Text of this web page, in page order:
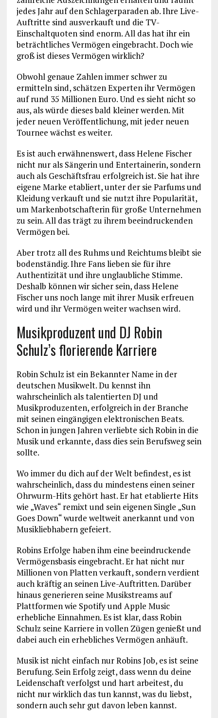
jedes Jahr auf den Schlagerparaden ab. Ihre Live-
Auftritte sind ausverkauft und die TV-
Einschaltquoten sind enorm. All das hat ihr ein
beträchtliches Vermögen eingebracht. Doch wie
groß ist dieses Vermögen wirklich?
Obwohl genaue Zahlen immer schwer zu
ermitteln sind, schätzen Experten ihr Vermögen
auf rund 35 Millionen Euro. Und es sieht nicht so
aus, als würde dieses bald kleiner werden. Mit
jeder neuen Veröffentlichung, mit jeder neuen
Tournee wächst es weiter.
Es ist auch erwähnenswert, dass Helene Fischer
nicht nur als Sängerin und Entertainerin, sondern
auch als Geschäftsfrau erfolgreich ist. Sie hat ihre
eigene Marke etabliert, unter der sie Parfums und
Kleidung verkauft und sie nutzt ihre Popularität,
um Markenbotschafterin für große Unternehmen
zu sein. All das trägt zu ihrem beeindruckenden
Vermögen bei.
Aber trotz all des Ruhms und Reichtums bleibt sie
bodenständig. Ihre Fans lieben sie für ihre
Authentizität und ihre unglaubliche Stimme.
Deshalb können wir sicher sein, dass Helene
Fischer uns noch lange mit ihrer Musik erfreuen
wird und ihr Vermögen weiter wachsen wird.
Musikproduzent und DJ Robin
Schulz’s florierende Karriere
Robin Schulz ist ein Bekannter Name in der
deutschen Musikwelt. Du kennst ihn
wahrscheinlich als talentierten DJ und
Musikproduzenten, erfolgreich in der Branche
mit seinen eingängigen elektronischen Beats.
Schon in jungen Jahren verliebte sich Robin in die
Musik und erkannte, dass dies sein Berufsweg sein
sollte.
Wo immer du dich auf der Welt befindest, es ist
wahrscheinlich, dass du mindestens einen seiner
Ohrwurm-Hits gehört hast. Er hat etablierte Hits
wie „Waves“ remixt und sein eigenen Single „Sun
Goes Down“ wurde weltweit anerkannt und von
Musikliebhabern gefeiert.
Robins Erfolge haben ihm eine beeindruckende
Vermögensbasis eingebracht. Er hat nicht nur
Millionen von Platten verkauft, sondern verdient
auch kräftig an seinen Live-Auftritten. Darüber
hinaus generieren seine Musikstreams auf
Plattformen wie Spotify und Apple Music
erhebliche Einnahmen. Es ist klar, dass Robin
Schulz seine Karriere in vollen Zügen genießt und
dabei auch ein erhebliches Vermögen anhäuft.
Musik ist nicht einfach nur Robins Job, es ist seine
Berufung. Sein Erfolg zeigt, dass wenn du deine
Leidenschaft verfolgst und hart arbeitest, du
nicht nur wirklich das tun kannst, was du liebst,
sondern auch sehr gut davon leben kannst.